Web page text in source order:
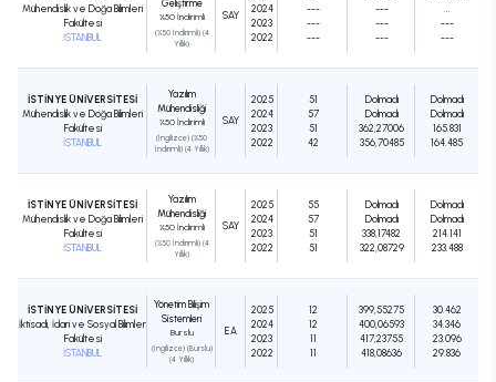
Mühendislik ve Doğa Bilimleri
Fakültesi
İSTANBUL
Geliştirme
%50 İndirimli
(%50 İndirimli) (4
Yıllık)
SAY
2024
2023
2022
---
---
---
---
---
---
---
---
İSTİNYE ÜNİVERSİTESİ
Mühendislik ve Doğa Bilimleri
Fakültesi
İSTANBUL
Yazılım
Mühendisliği
%50 İndirimli
(İngilizce) (%50
İndirimli) (4 Yıllık)
SAY
2025
2024
2023
2022
51
57
51
42
Dolmadı
Dolmadı
362,27006
356,70485
Dolmadı
Dolmadı
165.831
164.485
İSTİNYE ÜNİVERSİTESİ
Mühendislik ve Doğa Bilimleri
Fakültesi
İSTANBUL
Yazılım
Mühendisliği
%50 İndirimli
(%50 İndirimli) (4
Yıllık)
SAY
2025
2024
2023
2022
55
57
51
51
Dolmadı
Dolmadı
338,17482
322,08729
Dolmadı
Dolmadı
214.141
233.488
İSTİNYE ÜNİVERSİTESİ
İktisadi, İdari ve Sosyal Bilimler
Fakültesi
İSTANBUL
Yönetim Bilişim
Sistemleri
Burslu
(İngilizce) (Burslu)
(4 Yıllık)
EA
2025
2024
2023
2022
12
12
11
11
399,55275
400,06593
417,23755
418,08636
30.462
34.346
23.096
29.836